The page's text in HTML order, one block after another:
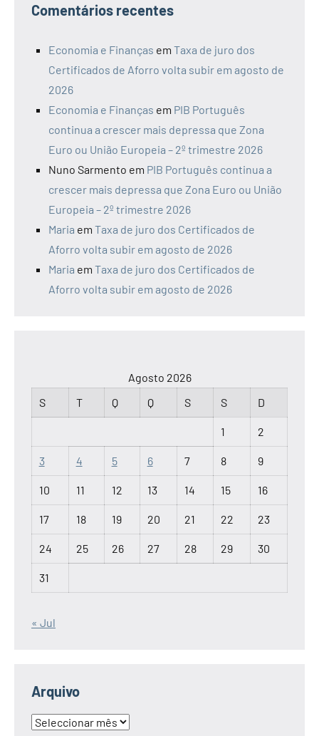
Comentários recentes
Economia e Finanças em Taxa de juro dos
Certificados de Aforro volta subir em agosto de
2026
Economia e Finanças em PIB Português
continua a crescer mais depressa que Zona
Euro ou União Europeia – 2º trimestre 2026
Nuno Sarmento em PIB Português continua a
crescer mais depressa que Zona Euro ou União
Europeia – 2º trimestre 2026
Maria em Taxa de juro dos Certificados de
Aforro volta subir em agosto de 2026
Maria em Taxa de juro dos Certificados de
Aforro volta subir em agosto de 2026
Agosto 2026
S
T Q Q S S D
1 2
3 4 5 6 7 8 9
10 11 12 13 14 15 16
17 18 19 20 21 22 23
24 25 26 27 28 29 30
31
« Jul
Arquivo
Arquivo